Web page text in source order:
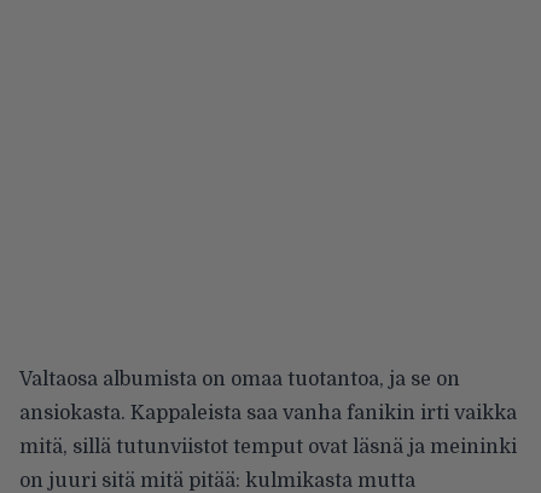
Valtaosa albumista on omaa tuotantoa, ja se on
ansiokasta. Kappaleista saa vanha fanikin irti vaikka
mitä, sillä tutunviistot temput ovat läsnä ja meininki
on juuri sitä mitä pitää: kulmikasta mutta